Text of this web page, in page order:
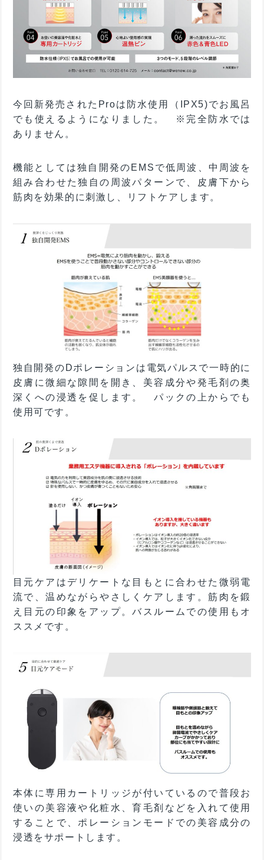
今回新発売されたProは防水使用（IPX5)でお風呂
でも使えるようになりました。 ※完全防水では
ありません。
機能としては独自開発のEMSで低周波、中周波を
組み合わせた独自の周波パターンで、皮膚下から
筋肉を効果的に刺激し、リフトケアします。
独自開発のDポレーションは電気パルスで一時的に
皮膚に微細な隙間を開き、美容成分や発毛剤の奥
深くへの浸透を促します。 パックの上からでも
使用可です。
目元ケアはデリケートな目もとに合わせた微弱電
流で、温めながらやさしくケアします。筋肉を鍛
え目元の印象をアップ。バスルームでの使用もオ
ススメです。
本体に専用カートリッジが付いているので普段お
使いの美容液や化粧水、育毛剤などを入れて使用
することで、ポレーションモードでの美容成分の
浸透をサポートします。